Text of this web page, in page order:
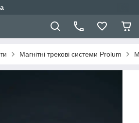
Магнітні трекові системи Prolum